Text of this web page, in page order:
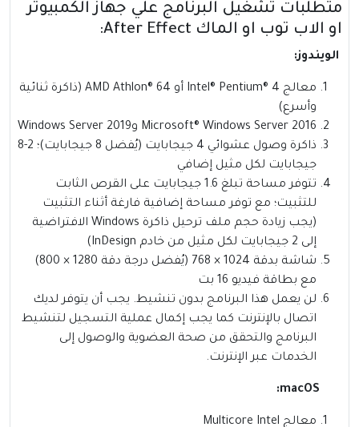
متطلبات تشغيل البرنامج علي جهاز الكمبيوتر
او الاب توب او الماك After Effect:
الويندوز:
معالج Intel® Pentium® 4 أو AMD Athlon® 64 (ذاكرة ثنائية
وأسرع)
Microsoft® Windows Server 2016 وWindows Server 2019
ذاكرة وصول عشوائي 4 جيجابايت (يُفضل 8 جيجابايت)؛ 2-8
جيجابايت لكل مثيل إضافي
تتوفر مساحة تبلغ 1.6 جيجابايت على القرص الثابت
للتثبيت؛ مع توفر مساحة إضافية فارغة أثناء التثبيت
(يجب زيادة حجم ملف ترحيل ذاكرة Windows الافتراضية
إلى 2 جيجابايت لكل مثيل من خادم InDesign)
شاشة بدقة 1024 × 768 (يُفضل درجة دقة 1280 × 800)
مع بطاقة فيديو 16 بت
لن يعمل هذا البرنامج بدون تنشيط. يجب أن يتوفر لديك
اتصال بالإنترنت كما يجب إكمال عملية التسجيل لتنشيط
البرنامج والتحقق من صحة العضوية والوصول إلى
الخدمات عبر الإنترنت.
معالج Multicore Intel